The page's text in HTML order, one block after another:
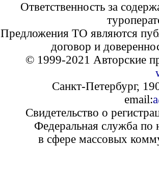
Ответственность за
Предложения ТО являются
договор и
© 1999-2021 Авторские
Санкт-Петербург,
email:
Свидетельство о
Федеральная служба по
в сфере массовых